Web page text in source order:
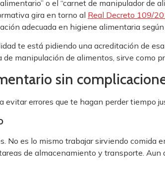
o el “carnet de manipulador de
gira en torno al Real Decreto 109/
adecuada en higiene alimentaria
te está pidiendo una acreditación de
manipulación de alimentos, sirve como
sin
errores que te hagan perder tiempo
No es lo mismo trabajar sirviendo comida
de almacenamiento y transporte.